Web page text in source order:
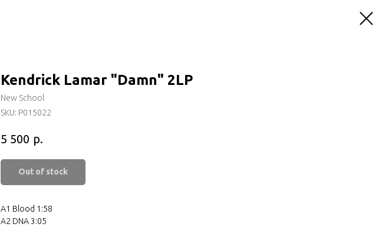
Kendrick Lamar "Damn" 2LP
New School
SKU: P015022
5 500 р.
Out of stock
A1 Blood 1:58
A2 DNA 3:05